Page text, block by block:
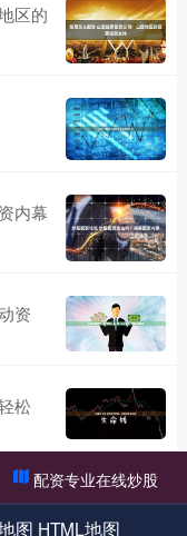
区的
内幕
资
松
配资专业在线炒股
图 HTML地图